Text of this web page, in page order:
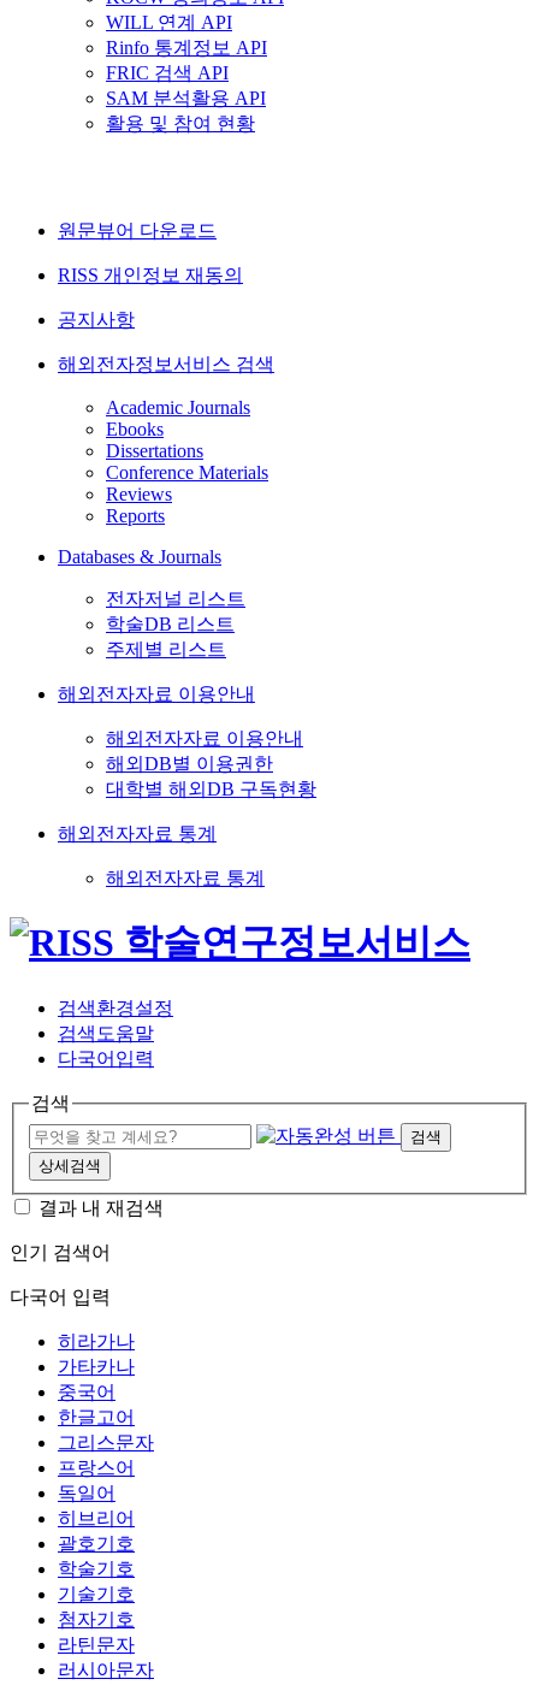
WILL 연계 API
Rinfo 통계정보 API
FRIC 검색 API
SAM 분석활용 API
활용 및 참여 현황
원문뷰어 다운로드
RISS 개인정보 재동의
공지사항
해외전자정보서비스 검색
Academic Journals
Ebooks
Dissertations
Conference Materials
Reviews
Reports
Databases & Journals
전자저널 리스트
학술DB 리스트
주제별 리스트
해외전자자료 이용안내
해외전자자료 이용안내
해외DB별 이용권한
대학별 해외DB 구독현황
해외전자자료 통계
해외전자자료 통계
검색환경설정
검색도움말
다국어입력
검색
검색
상세검색
결과 내 재검색
인기 검색어
다국어 입력
히라가나
가타카나
중국어
한글고어
그리스문자
프랑스어
독일어
히브리어
괄호기호
학술기호
기술기호
첨자기호
라틴문자
러시아문자